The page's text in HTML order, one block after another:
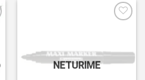
NETURIME